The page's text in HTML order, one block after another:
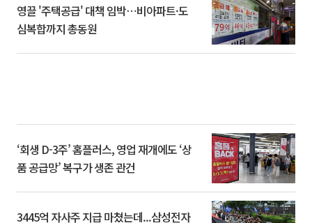
영끌 '주택공급' 대책 임박⋯비아파트·도
심복합까지 총동원
‘회생 D-3주’ 홈플러스, 영업 재개에도 ‘상
품 공급망’ 복구가 생존 관건
3445억 자사주 지급 마쳤는데...삼성전자